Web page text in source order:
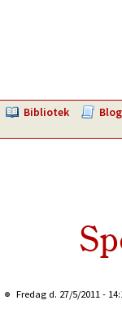
Bibliotek Blog
Fredag d. 27/5/2011 -